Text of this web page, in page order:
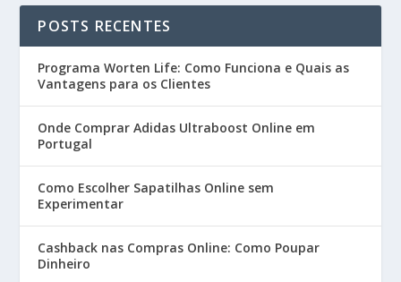
POSTS RECENTES
Programa Worten Life: Como Funciona e Quais as
Vantagens para os Clientes
Onde Comprar Adidas Ultraboost Online em
Portugal
Como Escolher Sapatilhas Online sem
Experimentar
Cashback nas Compras Online: Como Poupar
Dinheiro